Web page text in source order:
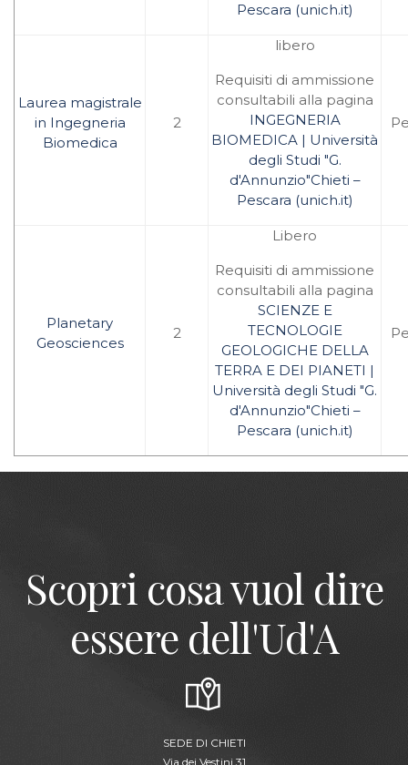
Pescara (unich.it)
Laurea magistrale
in Ingegneria
Biomedica
2
libero
Requisiti di ammissione
consultabili alla pagina
INGEGNERIA
BIOMEDICA | Università
degli Studi "G.
d'Annunzio"Chieti –
Pescara (unich.it)
Planetary
Geosciences
2
Libero
Requisiti di ammissione
consultabili alla pagina
SCIENZE E
TECNOLOGIE
GEOLOGICHE DELLA
TERRA E DEI PIANETI |
Università degli Studi "G.
d'Annunzio"Chieti –
Pescara (unich.it)
Scopri cosa vuol dire
essere dell'Ud'A
SEDE DI CHIETI
Via dei Vestini,31